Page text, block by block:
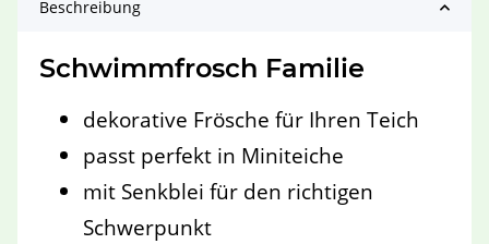
Beschreibung
Schwimmfrosch Familie
dekorative Frösche für Ihren Teich
passt perfekt in Miniteiche
mit Senkblei für den richtigen
Schwerpunkt